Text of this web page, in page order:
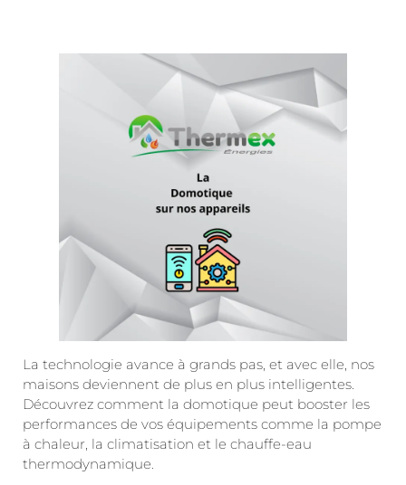
La technologie avance à grands pas, et avec elle, nos
maisons deviennent de plus en plus intelligentes.
Découvrez comment la domotique peut booster les
performances de vos équipements comme la pompe
à chaleur, la climatisation et le chauffe-eau
thermodynamique.